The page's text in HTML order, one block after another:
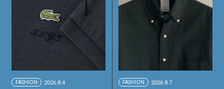
FASHION 2026.8.4 FASHION 2026.8.7